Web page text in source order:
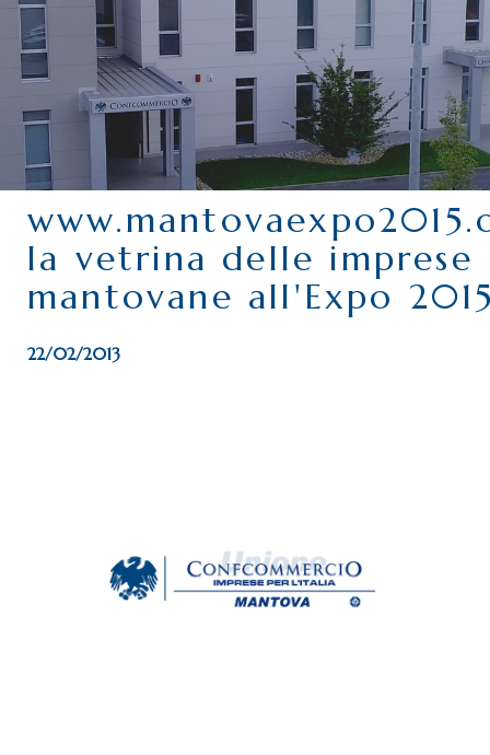
SERVIZI
CATEGORIE
DELEGAZIONI
ATTIVITÀ STORICHE
PERIODICO
PERCHÉ ASSOCIARSI?
DOVE SIAMO
CONTATTI
la vetrina delle imprese
mantovane all'Expo
22/02/2013